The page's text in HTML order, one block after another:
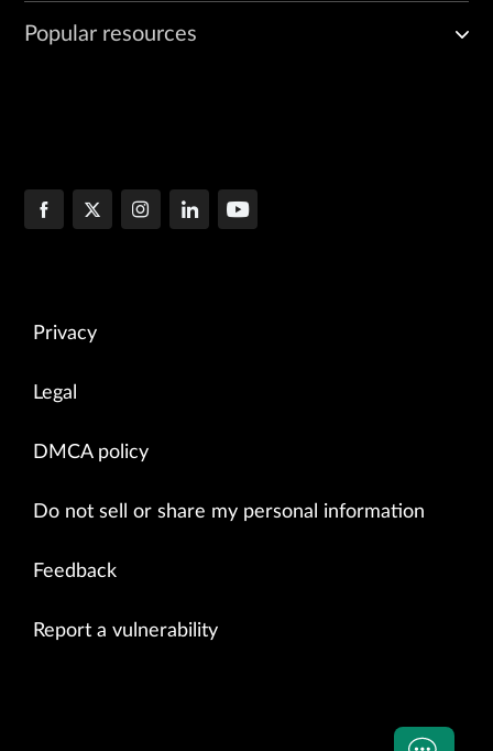
Popular resources
Privacy
Legal
DMCA policy
Do not sell or share my personal information
Feedback
Report a vulnerability